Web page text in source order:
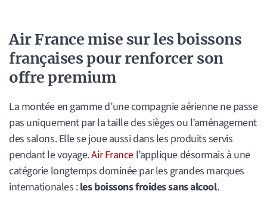
Air France mise sur les boissons
françaises pour renforcer son
offre premium
La montée en gamme d’une compagnie aérienne ne passe
pas uniquement par la taille des sièges ou l’aménagement
des salons. Elle se joue aussi dans les produits servis
pendant le voyage.Air France l’applique désormais à une
catégorie longtemps dominée par les grandes marques
internationales :les boissons froides sans alcool.